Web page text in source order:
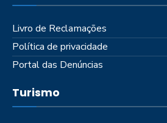
Livro de Reclamações
Política de privacidade
Portal das Denúncias
Turismo